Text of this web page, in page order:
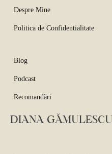
Despre Mine
Politica de Confidentialitate
Blog
Podcast
Recomandări
DIANA GĂMULESCU